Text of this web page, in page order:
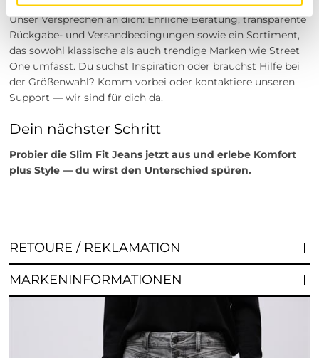
Unser Versprechen an dich: Ehrliche Beratung, transparente
Rückgabe- und Versandbedingungen sowie ein Sortiment,
das sowohl klassische als auch trendige Marken wie Street
One umfasst. Du suchst Inspiration oder brauchst Hilfe bei
der Größenwahl? Komm vorbei oder kontaktiere unseren
Support — wir sind für dich da.
Dein nächster Schritt
Probier die Slim Fit Jeans jetzt aus und erlebe Komfort
plus Style — du wirst den Unterschied spüren.
RETOURE / REKLAMATION
MARKENINFORMATIONEN